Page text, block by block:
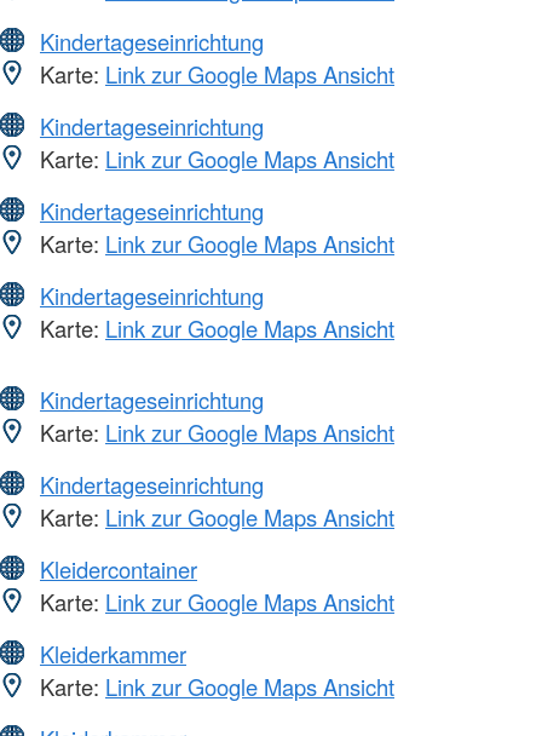
Kindertageseinrichtung
Karte: Link zur Google Maps Ansicht
Kindertageseinrichtung
Karte: Link zur Google Maps Ansicht
Kindertageseinrichtung
Karte: Link zur Google Maps Ansicht
Kindertageseinrichtung
Karte: Link zur Google Maps Ansicht
Kindertageseinrichtung
Karte: Link zur Google Maps Ansicht
Kindertageseinrichtung
Karte: Link zur Google Maps Ansicht
Kleidercontainer
Karte: Link zur Google Maps Ansicht
Kleiderkammer
Karte: Link zur Google Maps Ansicht